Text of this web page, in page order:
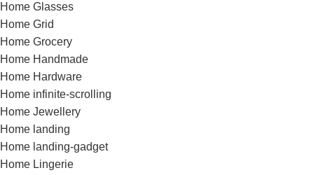
Home Glasses
Home Grid
Home Grocery
Home Handmade
Home Hardware
Home infinite-scrolling
Home Jewellery
Home landing
Home landing-gadget
Home Lingerie